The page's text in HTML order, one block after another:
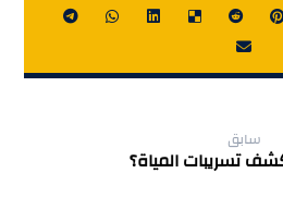
سابق
تسريبات المياة؟